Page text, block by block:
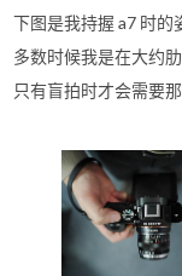
下图是我持握 a7 时
多数时候我是在大约
只有盲拍时才会需要那